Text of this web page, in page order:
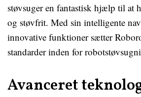
støvsuger en fantastisk hjælp til at
og støvfrit. Med sin intelligente
innovative funktioner sætter
standarder inden for
Avanceret